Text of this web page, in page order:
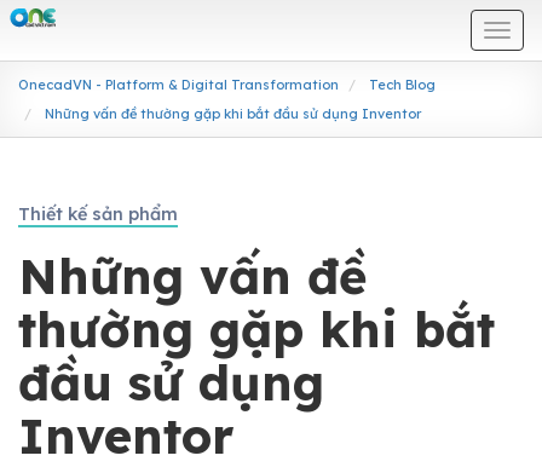
OnecadVN - Platform & Digital Transformation
Tech Blog
Những vấn đề thường gặp khi bắt đầu sử dụng Inventor
Thiết kế sản phẩm
Những vấn đề
thường gặp khi bắt
đầu sử dụng
Inventor